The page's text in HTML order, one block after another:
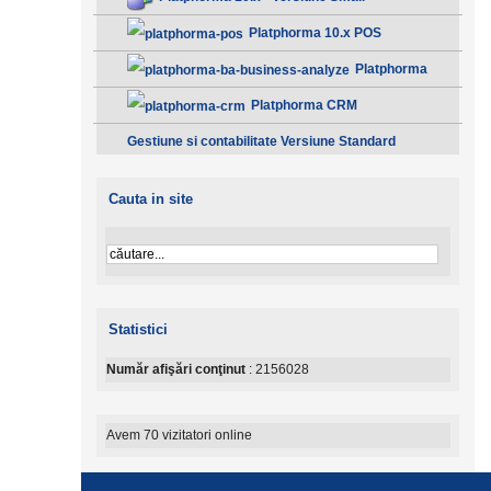
Platphorma 10.x POS
Platphorma
B.A. Analiza afacerii - ClasicPlatphorma CRM
Gestiune si contabilitate Versiune Standard
Cauta in site
Statistici
Număr afişări conţinut : 2156028
Avem 70 vizitatori online